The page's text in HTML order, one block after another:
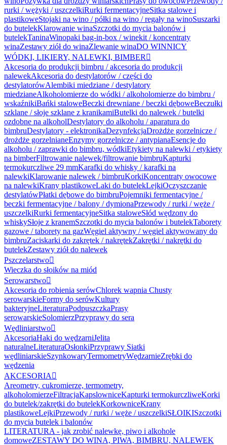
rurki / wężyki / uszczelkiRurki fermentacyjneSitka stalowe i
plastikoweStojaki na wino / półki na wino / regały na winoSuszarki
do butelekKlarowanie winaSzczotki do mycia balonów i
butelekTaninaWinopaki bag-in-box / winekit / koncentraty
winaZestawy ziół do winaZlewanie winaDO WINNICY
WÓDKI, LIKIERY, NALEWKI, BIMBER 
Akcesoria do produkcji bimbru / akcesoria do produkcji
nalewekAkcesoria do destylatorów / części do
destylatorówAlembiki miedziane / destylatory
miedzianeAlkoholomierze do wódki / alkoholomierze do bimbru /
wskaźnikiBańki staloweBeczki drewniane / beczki dęboweBeczułki
szklane / słoje szklane z kranikamiButelki do nalewek / butelki
ozdobne na alkoholDestylatory do alkoholu / aparatura do
bimbruDestylatory - elektronikaDezynfekcjaDrożdże gorzelnicze /
drożdże gorzelnianeEnzymy gorzelnicze / antypianaEsencje do
alkoholu / zaprawki do bimbru, wódkiEtykiety na nalewki / etykiety
na bimberFiltrowanie nalewek/filtrowanie bimbruKapturki
termokurczliwe 29 mmKarafki do whisky / karafki na
nalewkiKlarowanie nalewek / bimbruKorkiKoncentraty owocowe
na nalewkiKrany plastikoweLaki do butelekLejkiOczyszczanie
destylatówPłatki dębowe do bimbruPojemniki fermentacyjne /
beczki fermentacyjne / balony / dymionaPrzewody / rurki / węże /
uszczelkiRurki fermentacyjneSitka staloweSłód wędzony do
whiskySłoje z kranemSzczotki do mycia balonów i butelekTaborety
gazowe / taborety na gazWęgiel aktywny / węgiel aktywowany do
bimbruZaciskarki do zakrętek / nakrętekZakrętki / nakrętki do
butelekZestawy ziół do nalewek
Pszczelarstwo
Wieczka do słoików na miód
Serowarstwo
Akcesoria do robienia serówChlorek wapnia Chusty
serowarskieFormy do serówKultury
bakteryjneLiteraturaPodpuszczkaPrasy
serowarskieSolomierzPrzyprawy do sera
Wędliniarstwo
AkcesoriaHaki do wędzarniJelita
naturalneLiteraturaOsłonkiPrzyprawy Siatki
wędliniarskieSzynkowaryTermometryWędzarnieZrębki do
wędzenia
AKCESORIA 
Areometry, cukromierze, termometry,
alkoholomierzeFiltracjaKapslowniceKapturki termokurczliweKorki
do butelek/zakrętki do butelekKorkowniceKrany
plastikoweLejkiPrzewody / rurki / węże / uszczelkiSŁOIKISzczotki
do mycia butelek i balonów
LITERATURA - jak zrobić nalewkę, piwo i alkohole
domoweZESTAWY DO WINA, PIWA, BIMBRU, NALEWEK